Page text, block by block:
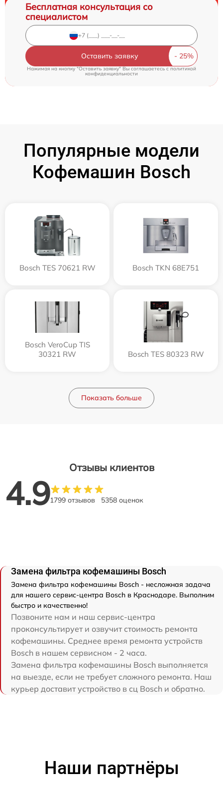
Бесплатная консультация со
специалистом
Оставить заявку
Нажимая на кнопку "Оставить заявку" Вы соглашаетесь cполитикой
конфиденциальности
Популярные модели
Кофемашин Bosch
Bosch TES 70621 RW Bosch TKN 68E751
Bosch VeroCup TIS
30321 RW
Bosch TES 80323 RW
Показать больше
Отзывы клиентов
4.91799 отзывов 5358 оценок
Замена фильтра кофемашины Bosch
Замена фильтра кофемашины Bosch - несложная задача
для нашего сервис-центра Bosch в Краснодаре. Выполним
быстро и качественно!
Позвоните нам и наш сервис-центра
проконсультирует и озвучит стоимость ремонта
кофемашины. Среднее время ремонта устройств
Bosch в нашем сервисном - 2 часа.
Замена фильтра кофемашины Bosch выполняется
на выезде, если не требует сложного ремонта. Наш
курьер доставит устройство в сц Bosch и обратно.
Наши партнёры